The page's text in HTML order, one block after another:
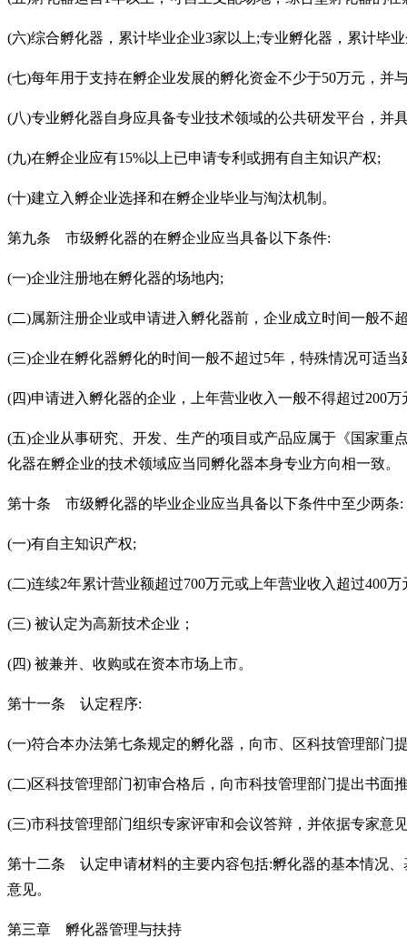
(六)综合孵化器，累计毕业企业3家以上;专业孵化器，累计毕
(七)每年用于支持在孵企业发展的孵化资金不少于50万元，并
(八)专业孵化器自身应具备专业技术领域的公共研发平台，并
(九)在孵企业应有15%以上已申请专利或拥有自主知识产权;
(十)建立入孵企业选择和在孵企业毕业与淘汰机制。
第九条 市级孵化器的在孵企业应当具备以下条件:
(一)企业注册地在孵化器的场地内;
(二)属新注册企业或申请进入孵化器前，企业成立时间一般不
(三)企业在孵化器孵化的时间一般不超过5年，特殊情况可适当
(四)申请进入孵化器的企业，上年营业收入一般不得超过200万
(五)企业从事研究、开发、生产的项目或产品应属于《国家重
化器在孵企业的技术领域应当同孵化器本身专业方向相一致
第十条 市级孵化器的毕业企业应当具备以下条件中至少两条:
(一)有自主知识产权;
(二)连续2年累计营业额超过700万元或上年营业收入超过400万
(三) 被认定为高新技术企业；
(四) 被兼并、收购或在资本市场上市。
第十一条 认定程序:
(一)符合本办法第七条规定的孵化器，向市、区科技管理部门
(二)区科技管理部门初审合格后，向市科技管理部门提出书面
(三)市科技管理部门组织专家评审和会议答辩，并依据专家意
第十二条 认定申请材料的主要内容包括:孵化器的基本情况
意见。
第三章 孵化器管理与扶持